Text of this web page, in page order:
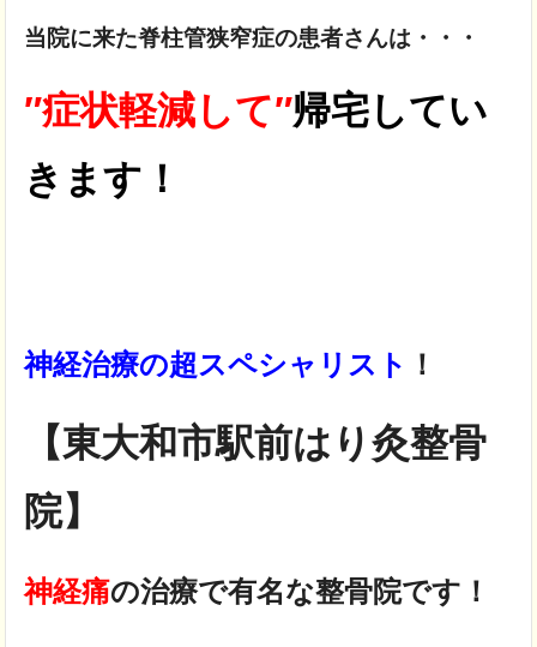
当院に来た脊柱管狭窄症の患者さんは・・・
″症状軽減して″帰宅してい
きます！
神経治療の超スペシャリスト ！
【東大和市駅前はり灸整骨
院】
神経痛の治療で有名な整骨院です！